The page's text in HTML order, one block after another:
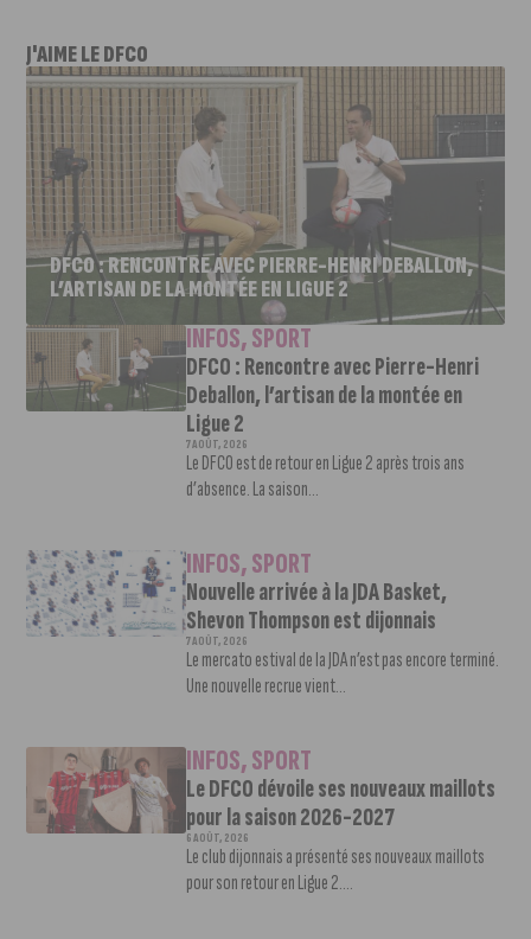
J'AIME LE DFCO
DFCO : RENCONTRE AVEC PIERRE-HENRI DEBALLON,
L’ARTISAN DE LA MONTÉE EN LIGUE 2
INFOS,SPORT
DFCO : Rencontre avec Pierre-Henri
Deballon, l’artisan de la montée en
Ligue 2
7 AOÛT, 2026
Le DFCO est de retour en Ligue 2 après trois ans
d’absence. La saison...
INFOS,SPORT
Nouvelle arrivée à la JDA Basket,
Shevon Thompson est dijonnais
7 AOÛT, 2026
Le mercato estival de la JDA n’est pas encore terminé.
Une nouvelle recrue vient...
INFOS,SPORT
Le DFCO dévoile ses nouveaux maillots
pour la saison 2026-2027
6 AOÛT, 2026
Le club dijonnais a présenté ses nouveaux maillots
pour son retour en Ligue 2....